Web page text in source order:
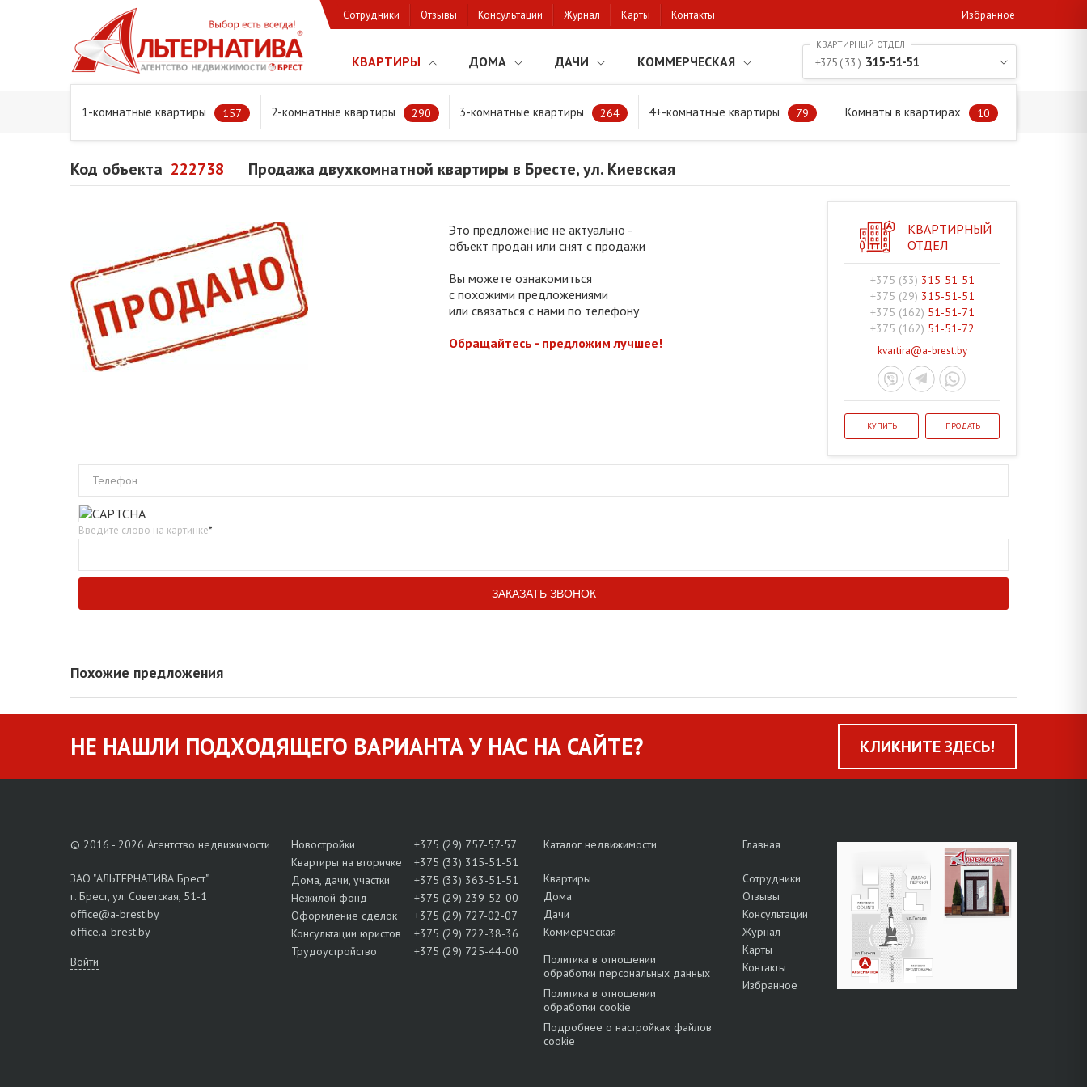
Сотрудники Отзывы Консультации Журнал Карты Контакты Избранное
КВАРТИРЫ ДОМА ДАЧИ КОММЕРЧЕСКАЯ
1-комнатные квартиры 157 2-комнатные квартиры 290 3-комнатные квартиры 264 4+-комнатные квартиры 79 Комнаты в квартирах 10
+375 ( 33 ) 315-51-51
Главная Предложения Квартиры Продажа двухкомнатной квартиры в Бресте, ул. Киевская
Код объекта 222738 Продажа двухкомнатной квартиры в Бресте, ул. Киевская
Это предложение не актуально -
объект продан или снят с продажи
Вы можете ознакомиться
с похожими предложениями
или связаться с нами по телефону
Обращайтесь - предложим лучшее!
КВАРТИРНЫЙ
ОТДЕЛ
+375 (33) 315-51-51
+375 (29) 315-51-51
+375 (162) 51-51-71
+375 (162) 51-51-72
kvartira@a-brest.by
КУПИТЬ ПРОДАТЬ
Телефон
Введите слово на картинке*
Похожие предложения
НЕ НАШЛИ ПОДХОДЯЩЕГО ВАРИАНТА У НАС НА САЙТЕ? КЛИКНИТЕ ЗДЕСЬ!
© 2016 - 2026 Агентство недвижимости
ЗАО "АЛЬТЕРНАТИВА Брест"
г. Брест, ул. Советская, 51-1
office@a-brest.by
office.a-brest.by
Войти
Новостройки
+375 (29) 757-57-57
Квартиры на вторичке
+375 (33) 315-51-51
Дома, дачи, участки
+375 (33) 363-51-51
Нежилой фонд
+375 (29) 239-52-00
Оформление сделок
+375 (29) 727-02-07
Консультации юристов
+375 (29) 722-38-36
Трудоустройство
+375 (29) 725-44-00
Каталог недвижимости
Квартиры
Дома
Дачи
Коммерческая
Политика в отношении
обработки персональных данных
Политика в отношении
обработки cookie
Подробнее о настройках файлов
cookie
Главная
Сотрудники
Отзывы
Консультации
Журнал
Карты
Контакты
Избранное